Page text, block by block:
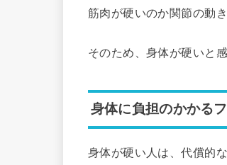
筋肉が硬いのか関節の動
そのため、身体が硬いと
身体に負担のかかる
身体が硬い人は、代償的